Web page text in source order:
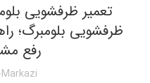
تعمیر ظرفشویی
ظرفشویی بلومبرگ؛
رفع